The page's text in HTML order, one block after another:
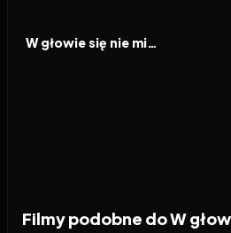
FILM W głowie się nie mieści 2
Filmy podobne do W